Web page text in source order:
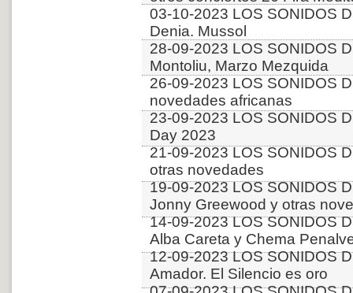
03-10-2023 LOS SONIDOS
Denia. Mussol
28-09-2023 LOS SONIDOS
Montoliu, Marzo Mezquida
26-09-2023 LOS SONIDOS
novedades africanas
23-09-2023 LOS SONIDOS
Day 2023
21-09-2023 LOS SONIDOS
otras novedades
19-09-2023 LOS SONIDOS
Jonny Greewood y otras
14-09-2023 LOS SONIDOS
Alba Careta y Chema
12-09-2023 LOS SONIDOS
Amador. El Silencio es oro